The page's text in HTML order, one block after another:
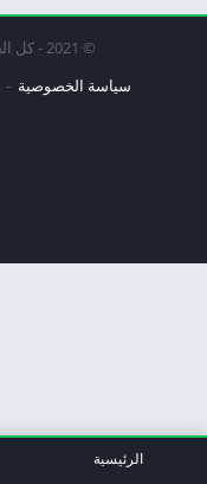
© 2021 - كل الحقوق محفوظة -
سياسة الخصوصية
الرئيسية